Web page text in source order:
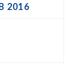
2016